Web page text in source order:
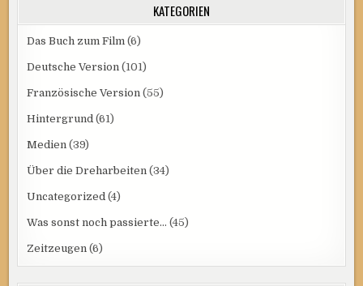
KATEGORIEN
Das Buch zum Film (6)
Deutsche Version (101)
Französische Version (55)
Hintergrund (61)
Medien (39)
Über die Dreharbeiten (34)
Uncategorized (4)
Was sonst noch passierte… (45)
Zeitzeugen (6)